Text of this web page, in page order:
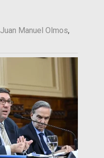
Juan Manuel Olmos,